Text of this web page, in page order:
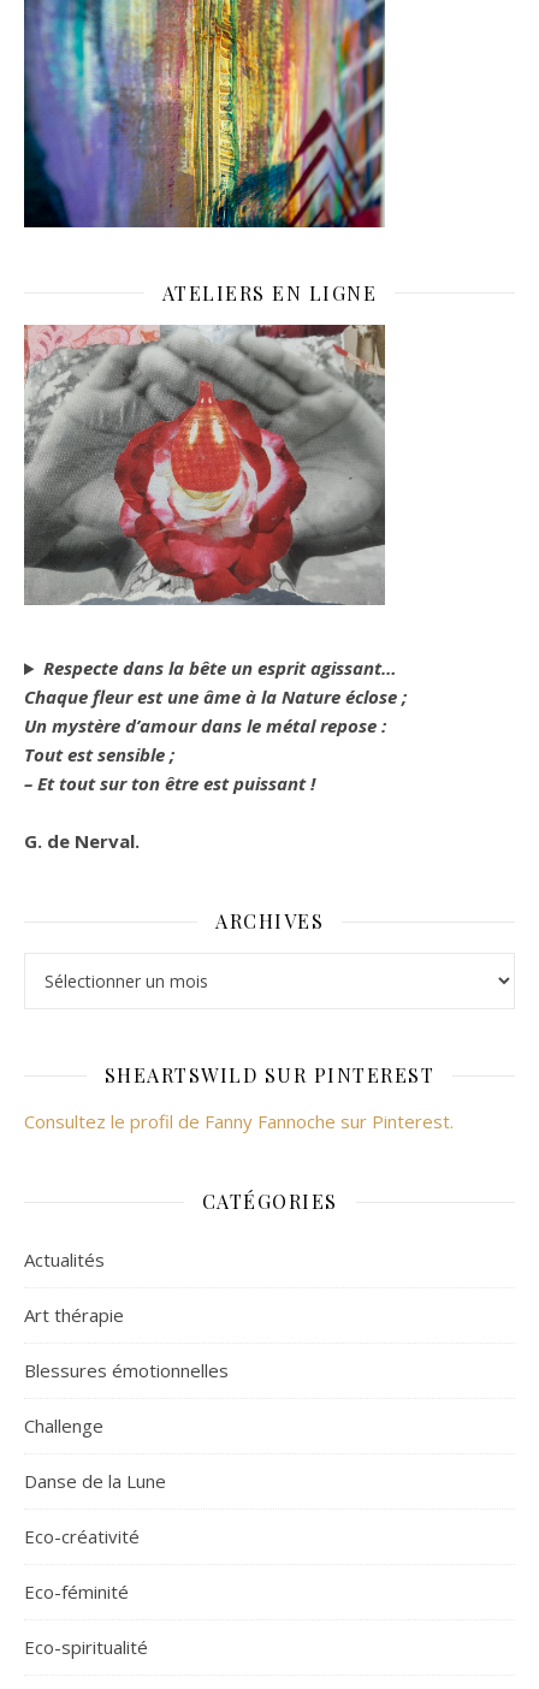
ATELIERS EN LIGNE
Respecte dans la bête un esprit agissant…
Chaque fleur est une âme à la Nature éclose ;
Un mystère d’amour dans le métal repose :
Tout est sensible ;
– Et tout sur ton être est puissant !
G. de Nerval.
ARCHIVES
SHEARTSWILD SUR PINTEREST
Consultez le profil de Fanny Fannoche sur Pinterest.
CATÉGORIES
Actualités
Art thérapie
Blessures émotionnelles
Challenge
Danse de la Lune
Eco-créativité
Eco-féminité
Eco-spiritualité